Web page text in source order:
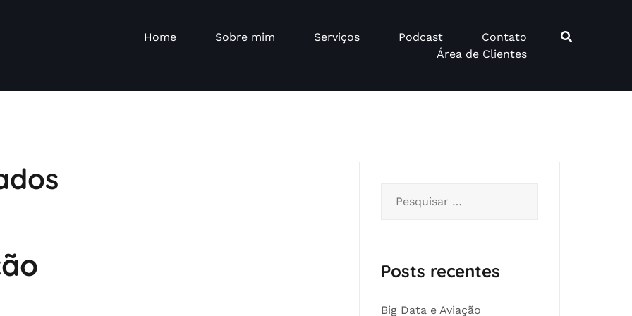
Home Sobre mim Serviços Podcast
Contato
Área de Clientes
por:
Posts recentes
Big Data e Aviação